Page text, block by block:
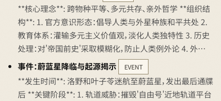
**核心理念**: 跨物种平等、多元共存、亲外哲学 **组织结
构**: 1. 官方意识形态：倡导人类与外星种族和平共处 2.
教育体系：灌输多元主义价值观，淡化人类独特性 3. 历史
处理：对'帝国前史'采取模糊化，防止人类例外论 4. 外…
事件：蔚蓝星降临与起源揭示
EVENT
**发生时间**: 洛野和叶子苓迷航至蔚蓝星，发出最后通牒
后 **关键阶段**: 1. 轨道威胁：摧毁'自由号'近地轨道平台